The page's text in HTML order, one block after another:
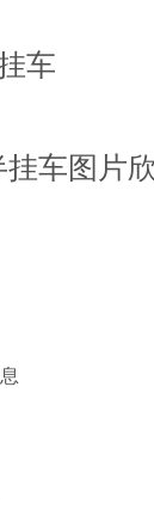
车
车图片